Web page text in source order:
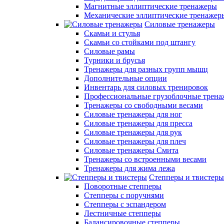
Магнитные эллиптические тренажеры
Механические эллиптические
Силовые тренажеры
Скамьи и стулья
Скамьи со стойками под штангу
Силовые рамы
Турники и брусья
Тренажеры для разных групп мышц
Дополнительные опции
Инвентарь для силовых тренировок
Профессиональные грузоблочные
Тренажеры со свободными весами
Силовые тренажеры для ног
Силовые тренажеры для пресса
Силовые тренажеры для рук
Силовые тренажеры для плеч
Силовые тренажеры Смита
Тренажеры со встроенными весами
Тренажеры для жима лежа
Степперы и твистеры
Поворотные степперы
Степперы с поручнями
Степперы с эспандером
Лестничные степперы
Балансировочные степперы